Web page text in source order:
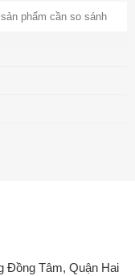
Đồng Tâm, Quận Hai